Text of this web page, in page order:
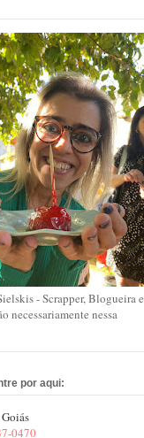
- Scrapper, Blogueira e
necessariamente nessa
por aqui:
0470